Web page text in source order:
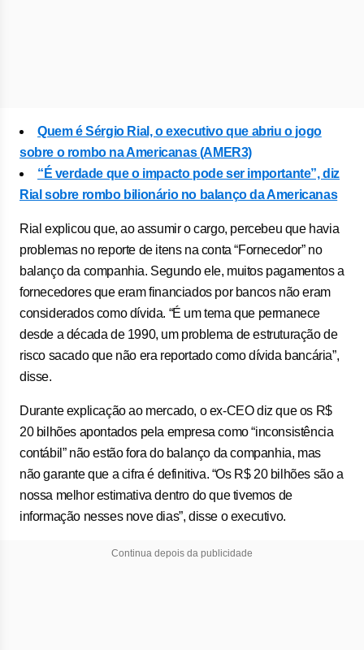
Quem é Sérgio Rial, o executivo que abriu o jogo
sobre o rombo na Americanas (AMER3)
“É verdade que o impacto pode ser importante”, diz
Rial sobre rombo bilionário no balanço da Americanas
Rial explicou que, ao assumir o cargo, percebeu que havia
problemas no reporte de itens na conta “Fornecedor” no
balanço da companhia. Segundo ele, muitos pagamentos a
fornecedores que eram financiados por bancos não eram
considerados como dívida. “É um tema que permanece
desde a década de 1990, um problema de estruturação de
risco sacado que não era reportado como dívida bancária”,
disse.
Durante explicação ao mercado, o ex-CEO diz que os R$
20 bilhões apontados pela empresa como “inconsistência
contábil” não estão fora do balanço da companhia, mas
não garante que a cifra é definitiva. “Os R$ 20 bilhões são a
nossa melhor estimativa dentro do que tivemos de
informação nesses nove dias”, disse o executivo.
Continua depois da publicidade